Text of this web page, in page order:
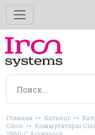
Главная Каталог
Cisco
Коммутаторы